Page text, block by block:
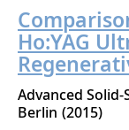
Inhalt
Ho:YAG
Advanced Solid-
Berlin 2015